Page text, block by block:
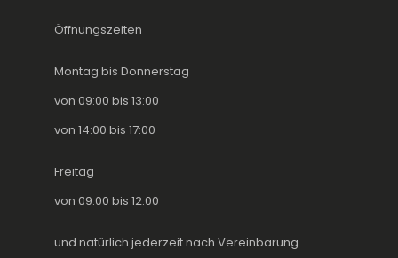
Öffnungszeiten
Montag bis Donnerstag
von 09:00 bis 13:00
von 14:00 bis 17:00
Freitag
von 09:00 bis 12:00
und natürlich jederzeit nach Vereinbarung